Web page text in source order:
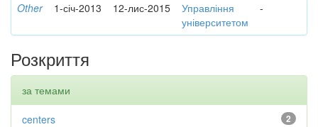
Other 1-січ-2013 12-лис-2015
Управління
університетом
-
Розкриття
за темами
2
centers